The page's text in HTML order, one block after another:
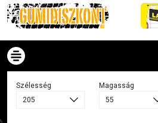
Szélesség Magasság